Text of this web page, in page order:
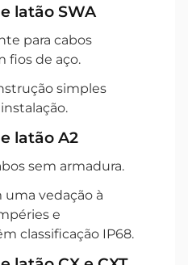
latão SWA
para cabos
fios de aço.
simples
latão A2
sem armadura.
vedação à
e
classificação IP68.